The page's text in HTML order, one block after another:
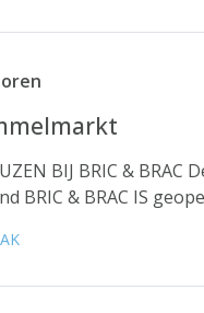
BIJ BRIC & BRAC
& BRAC IS
AK